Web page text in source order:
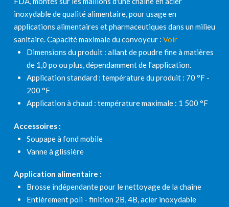
inoxydable de qualité alimentaire, pour usage en
applications alimentaires et pharmaceutiques dans un milieu
sanitaire. Capacité maximale du convoyeur : Voir
Dimensions du produit : allant de poudre fine à matières
de 1,0 po ou plus, dépendamment de l'application.
Application standard : température du produit : 70 °F -
200 °F
Application à chaud : température maximale : 1 500 °F
Accessoires :
Soupape à fond mobile
Vanne à glissière
Application alimentaire :
Brosse indépendante pour le nettoyage de la chaîne
Entièrement poli - finition 2B, 4B, acier inoxydable